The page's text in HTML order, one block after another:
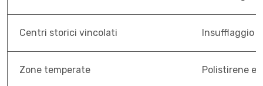
Centri storici vincolati Insufflaggio
Zone temperate Polistirene